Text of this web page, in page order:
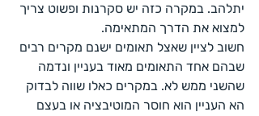
יתלהב. במקרה כזה יש סקרנות ופשוט צריך
למצוא את הדרך המתאימה.
חשוב לציין שאצל תאומים ישנם מקרים רבים
שבהם אחד התאומים מאוד בעניין ונדמה
שהשני ממש לא. במקרים כאלו שווה לבדוק
הא העניין הוא חוסר המוטיבציה או בעצם